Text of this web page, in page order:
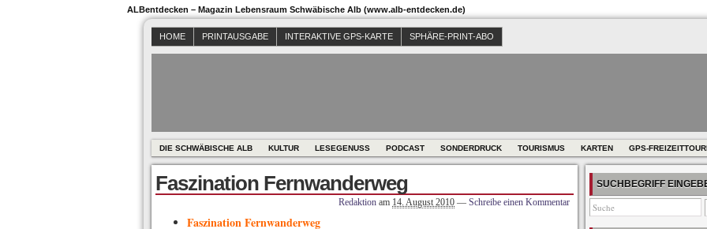
ALBentdecken – Magazin Lebensraum Schwäbische Alb (www.alb-entdecken.de)
HOME PRINTAUSGABE INTERAKTIVE GPS-KARTE SPHÄRE-PRINT-ABO
DIE SCHWÄBISCHE ALB KULTUR LESEGENUSS PODCAST SONDERDRUCK TOURISMUS KARTEN GPS-
Faszination Fernwanderweg
Redaktion am 14. August 2010 — Schreibe einen Kommentar
Faszination Fernwanderweg
SUCHBEGRIFF